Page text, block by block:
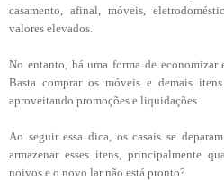
casamento, afinal, móveis,
valores elevados.
No entanto, há uma forma de economizar
Basta comprar os móveis e demais
aproveitando promoções e liquidações.
Ao seguir essa dica, os casais se
armazenar esses itens, principalmente
noivos e o novo lar não está pronto?